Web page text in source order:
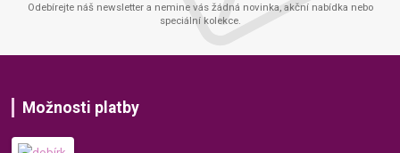
Odebírejte náš newsletter a nemine vás žádná novinka, akční nabídka nebo
speciální kolekce.
Možnosti platby